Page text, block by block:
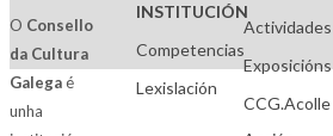
O Consello
da Cultura
Galegaé
unha
INSTITUCIÓN
Competencias
Lexislación
Actividades
Exposicións
CCG.Acolle